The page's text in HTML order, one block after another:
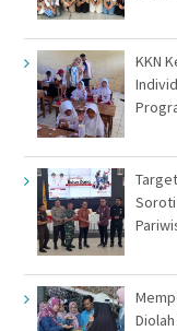
KKN
Soroti